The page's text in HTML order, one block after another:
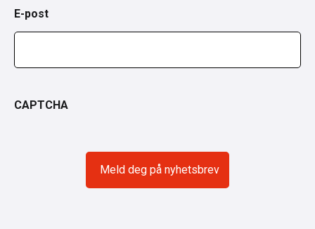
E-post
CAPTCHA